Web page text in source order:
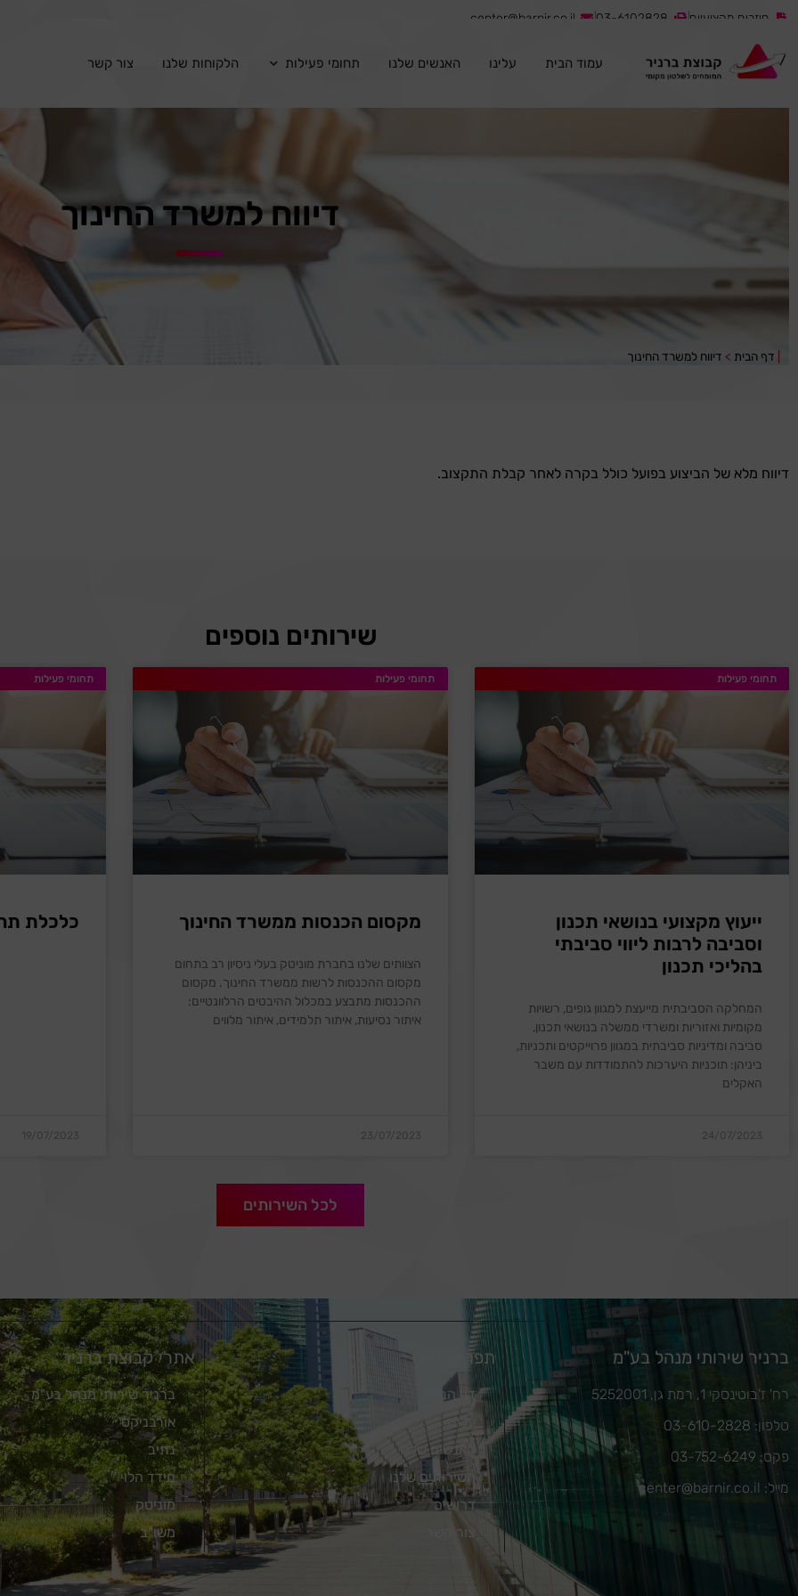
חוזרים מקצועיים 03-6102828
center@barnir.co.il
עמוד הבית עלינו האנשים שלנו תחומי פעילות הלקוחות שלנו צור קשר
דיווח למשרד החינוך
דף הבית > דיווח למשרד החינוך
דיווח מלא של הביצוע בפועל כולל בקרה לאחר קבלת התקצוב.
שירותים נוספים
תחומי פעילות
ייעוץ מקצועי בנושאי תכנון
וסביבה לרבות ליווי סביבתי
בהליכי תכנון
המחלקה הסביבתית מייעצת למגוון גופים, רשויות
מקומיות ואזוריות ומשרדי ממשלה בנושאי תכנון,
סביבה ומדיניות סביבתית במגוון פרוייקטים ותכניות,
ביניהן: תוכניות היערכות להתמודדות עם משבר
האקלים
24/07/2023
תחומי פעילות
מקסום הכנסות ממשרד החינוך
הצוותים שלנו בחברת מוניטק בעלי ניסיון רב בתחום
מקסום ההכנסות לרשות ממשרד החינוך. מקסום
ההכנסות מתבצע במכלול ההיבטים הרלוונטיים:
איתור נסיעות, איתור תלמידים, איתור מלווים
23/07/2023
תחומי פעילות
כלכלת
19/07/2023
לכל השירותים
ברניר שירותי מנהל בע"מ
רח' ז'בוטינסקי 1, רמת גן, 5252001
טלפון: 03-610-2828
פקס: 03-752-6249
מייל: center@barnir.co.il
תפריט ניווט
דף הבית
עלינו
האנשים שלנו
השירותים שלנו
דרושים
צור קשר
אתרי קבוצת ברניר
ברניר שירותי מנהל בע"מ
אורבניקס
נתיב
מידד הלוי
מוניטק
משו"ב